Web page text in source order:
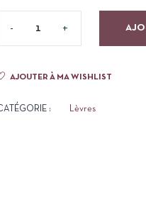
AJOUTER À MA WISHLIST
: Lèvres